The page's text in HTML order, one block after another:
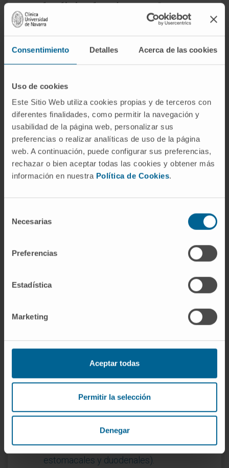
Consentimiento Detalles Acerca de las cookies
Uso de cookies
Este Sitio Web utiliza cookies propias y de terceros con
diferentes finalidades, como permitir la navegación y
usabilidad de la página web, personalizar sus
preferencias o realizar analíticas de uso de la página
web. A continuación, puede configurar sus preferencias,
rechazar o bien aceptar todas las cookies y obtener más
información en nuestra Política de Cookies.
Necesarias
Preferencias
Estadística
Marketing
Aceptar todas
Permitir la selección
Denegar
o solo alivian los síntomas?
Depende del tipo. Los antisecretores
reducir la agresión ácida sobre la mucosa
molestia de forma transitoria pero no aceleran
la cicatrización de modo significativo. Cuando
la causa es una infección porH. pylori, la
erradicación de la bacteria es necesaria para
que la úlcera no reaparezca.
¿Es lo mismo un antiulceroso que
un protector gástrico?
denominación popular e imprecisa.
mucosa sin actuar sobre el ácido, mientras
consideran antiulcerosos, pero su mecanismo
Referencias
Real Academia Española.Úlcera.
Diccionario de la lengua española
Biblioteca Nacional de Medicina de EE.
Úlcera péptica. MedlinePlus en
Instituto Nacional de la Diabetes y las
Enfermedades Digestivas y Renales
(NIDDK).Úlceras pépticas (úlceras
estomacales y duodenales)